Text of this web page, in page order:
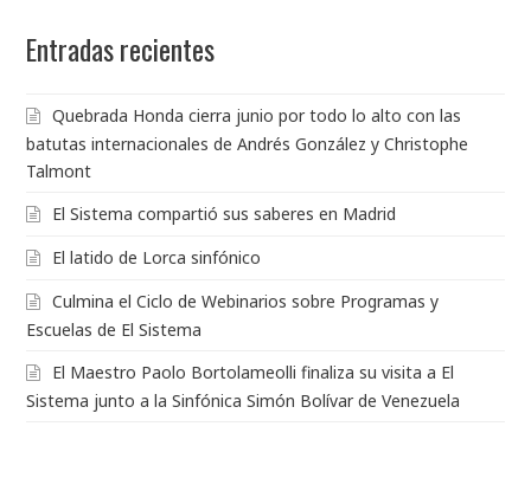
Entradas recientes
Quebrada Honda cierra junio por todo lo alto con las
batutas internacionales de Andrés González y Christophe
Talmont
El Sistema compartió sus saberes en Madrid
El latido de Lorca sinfónico
Culmina el Ciclo de Webinarios sobre Programas y
Escuelas de El Sistema
El Maestro Paolo Bortolameolli finaliza su visita a El
Sistema junto a la Sinfónica Simón Bolívar de Venezuela